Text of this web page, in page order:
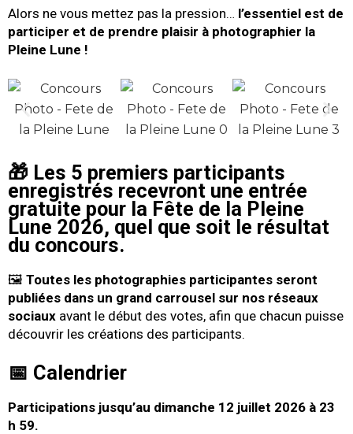
Alors ne vous mettez pas la pression… l’essentiel est de
participer et de prendre plaisir à photographier la
Pleine Lune !
🎁 Les 5 premiers participants
enregistrés recevront une entrée
gratuite pour la Fête de la Pleine
Lune 2026, quel que soit le résultat
du concours.
🖼️ Toutes les photographies participantes seront
publiées dans un grand carrousel sur nos réseaux
sociaux avant le début des votes, afin que chacun puisse
découvrir les créations des participants.
📅 Calendrier
Participations jusqu’au dimanche 12 juillet 2026 à 23
h 59.